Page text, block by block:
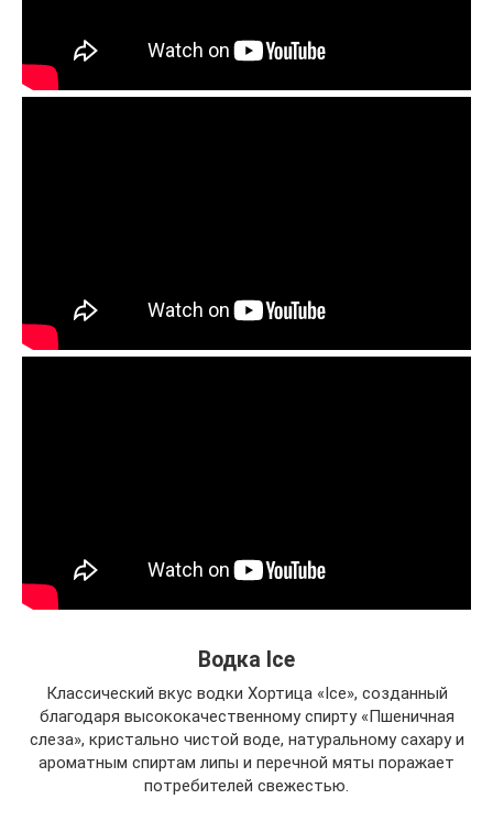
Водка Ice
Классический вкус водки Хортица «Ice», созданный
благодаря высококачественному спирту «Пшеничная
слеза», кристально чистой воде, натуральному сахару и
ароматным спиртам липы и перечной мяты поражает
потребителей свежестью.